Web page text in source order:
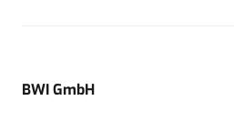
BWI GmbH